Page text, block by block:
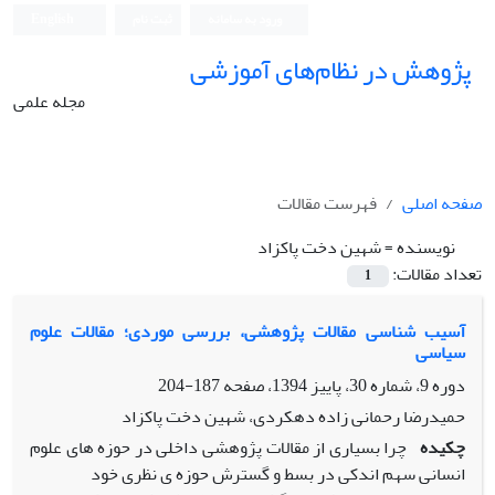
پژوهش در نظام‌های آموزشی
مجله علمی
صفحه اصلی
فهرست مقالات
نویسنده =شهین دخت پاکزاد
تعداد مقالات:
1
آسیب شناسی مقالات پژوهشی، بررسی موردی؛ مقالات علوم
سیاسی
دوره 9، شماره 30، پاییز 1394، صفحه
187-204
حمیدرضا رحمانی زاده دهکردی، شهین دخت پاکزاد
چکیده چرا بسیاری از مقالات پژوهشی داخلی در حوزه های علوم
انسانی سهم اندکی در بسط و گسترش حوزه ی نظری خود